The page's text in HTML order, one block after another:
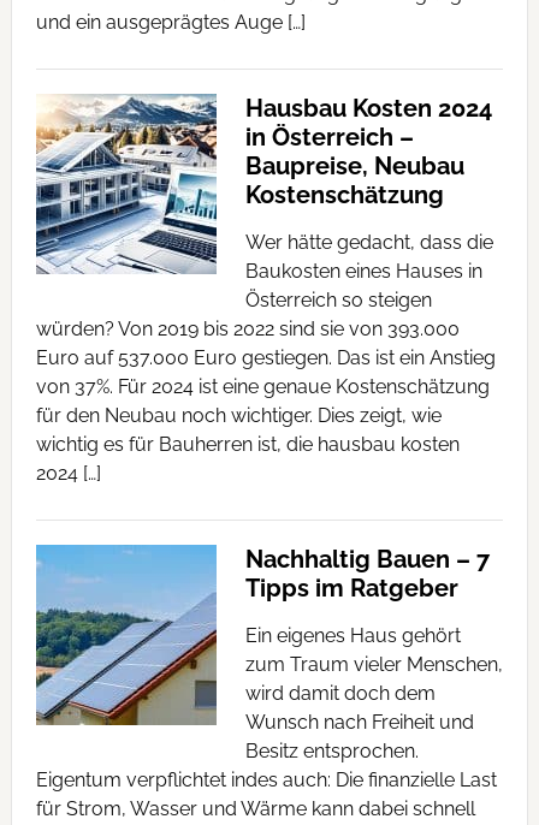
und ein ausgeprägtes Auge […]
Hausbau Kosten 2024
in Österreich –
Baupreise, Neubau
Kostenschätzung
Wer hätte gedacht, dass die
Baukosten eines Hauses in
Österreich so steigen
würden? Von 2019 bis 2022 sind sie von 393.000
Euro auf 537.000 Euro gestiegen. Das ist ein Anstieg
von 37%. Für 2024 ist eine genaue Kostenschätzung
für den Neubau noch wichtiger. Dies zeigt, wie
wichtig es für Bauherren ist, die hausbau kosten
2024 […]
Nachhaltig Bauen – 7
Tipps im Ratgeber
Ein eigenes Haus gehört
zum Traum vieler Menschen,
wird damit doch dem
Wunsch nach Freiheit und
Besitz entsprochen.
Eigentum verpflichtet indes auch: Die finanzielle Last
für Strom, Wasser und Wärme kann dabei schnell